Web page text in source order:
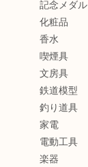
記念メダル
化粧品
香水
喫煙具
文房具
鉄道模型
釣り道具
家電
電動工具
楽器